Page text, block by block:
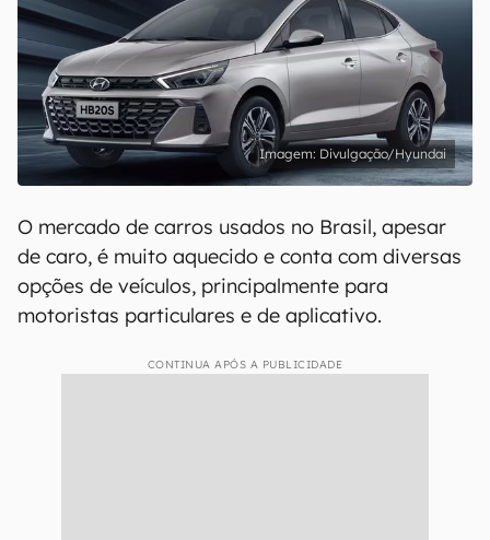
Divulgação/Hyundai
O mercado de carros usados no Brasil, apesar
de caro, é muito aquecido e conta com diversas
opções de veículos, principalmente para
motoristas particulares e de aplicativo.
CONTINUA APÓS A PUBLICIDADE